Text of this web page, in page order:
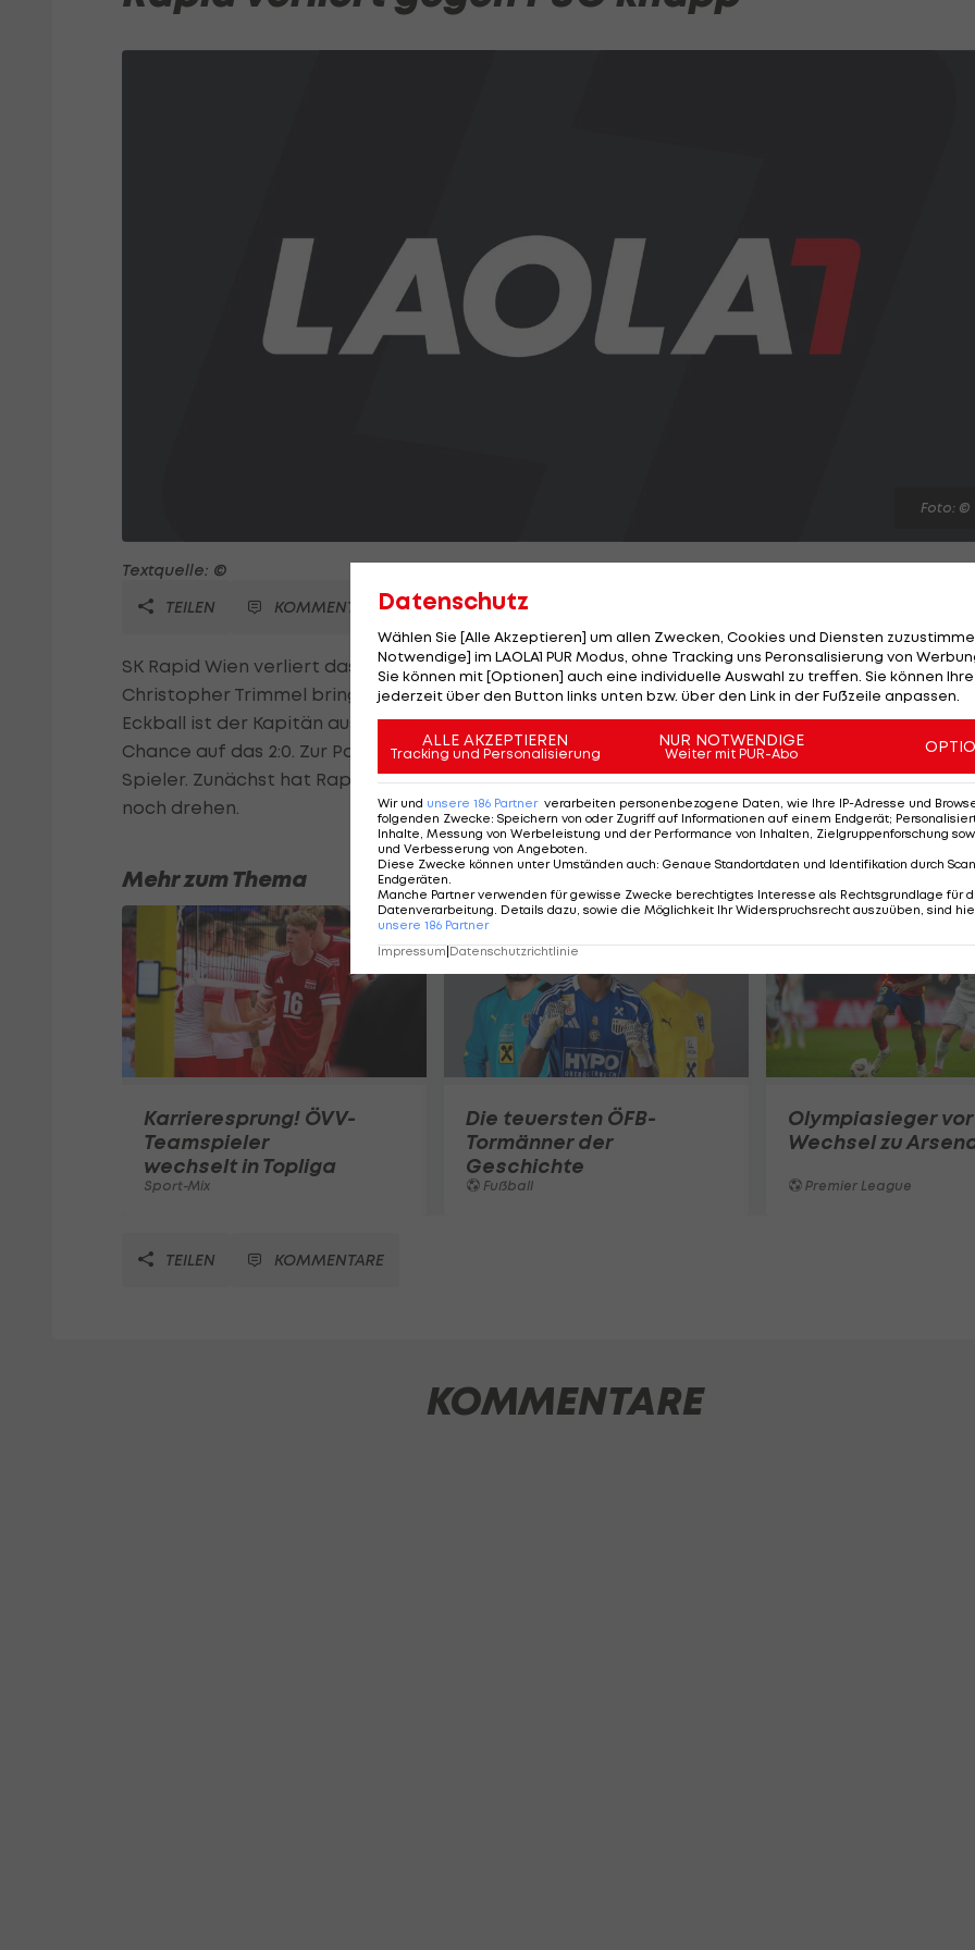
Foto: ©
Textquelle: ©
TEILEN
KOMMENTARE
SK Rapid Wien verliert das Testspiel gegen Paris Saint Germain vor 15.200 Zuschauer mit 1:2 (1:0).
Christopher Trimmel bringt die Grün-Weißen mit der ersten Chance in Führung: Nach einem
Eckball ist der Kapitän aus kurzer Distanz zur Stelle. Eine Minute später vergibt Schaub die
Chance auf das 2:0. Zur Pause bringt Barisic mit Blick auf das Cup-Spiel am Sonntag neun neue
Spieler. Zunächst hat Rapid die besseren Chancen, ehe Pastore (77.) und Gameiro (81.) die
noch drehen.
Mehr zum Thema
Karrieresprung! ÖVV-
Teamspieler
wechselt in Topliga
Sport-Mix
Die teuersten ÖFB-
Tormänner der
Geschichte
Fußball
Olympiasieger vor
Wechsel zu
Premier League
TEILEN KOMMENTARE
KOMMENTARE
Datenschutz
Wählen Sie [Alle Akzeptieren] um allen Zwecken, Cookies und Diensten
Notwendige] im LAOLA1 PUR Modus, ohne Tracking uns Peronsalisierung von
Sie können mit [Optionen] auch eine individuelle Auswahl zu treffen. Sie können
jederzeit über den Button links unten bzw. über den Link in der Fußzeile anpassen.
ALLE AKZEPTIEREN
Tracking und Personalisierung
NUR NOTWENDIGE
Weiter mit PUR-Abo
Wir und unsere 186 Partner verarbeiten personenbezogene Daten, wie Ihre IP-Adresse und
folgenden Zwecke: Speichern von oder Zugriff auf Informationen auf einem Endgerät;
Inhalte, Messung von Werbeleistung und der Performance von Inhalten, Zielgruppenforschung
und Verbesserung von Angeboten
Diese Zwecke können unter Umständen auch: Genaue Standortdaten und Identifikation durch
Endgeräten
Manche Partner verwenden für gewisse Zwecke berechtigtes Interesse als Rechtsgrundlage für
Datenverarbeitung. Details dazu, sowie die Möglichkeit Ihr Widerspruchsrecht auszuüben, sind
unsere 186 Partner
Impressum|Datenschutzrichtlinie